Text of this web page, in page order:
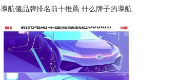
導航儀品牌排名前十推薦 什么牌子的導航